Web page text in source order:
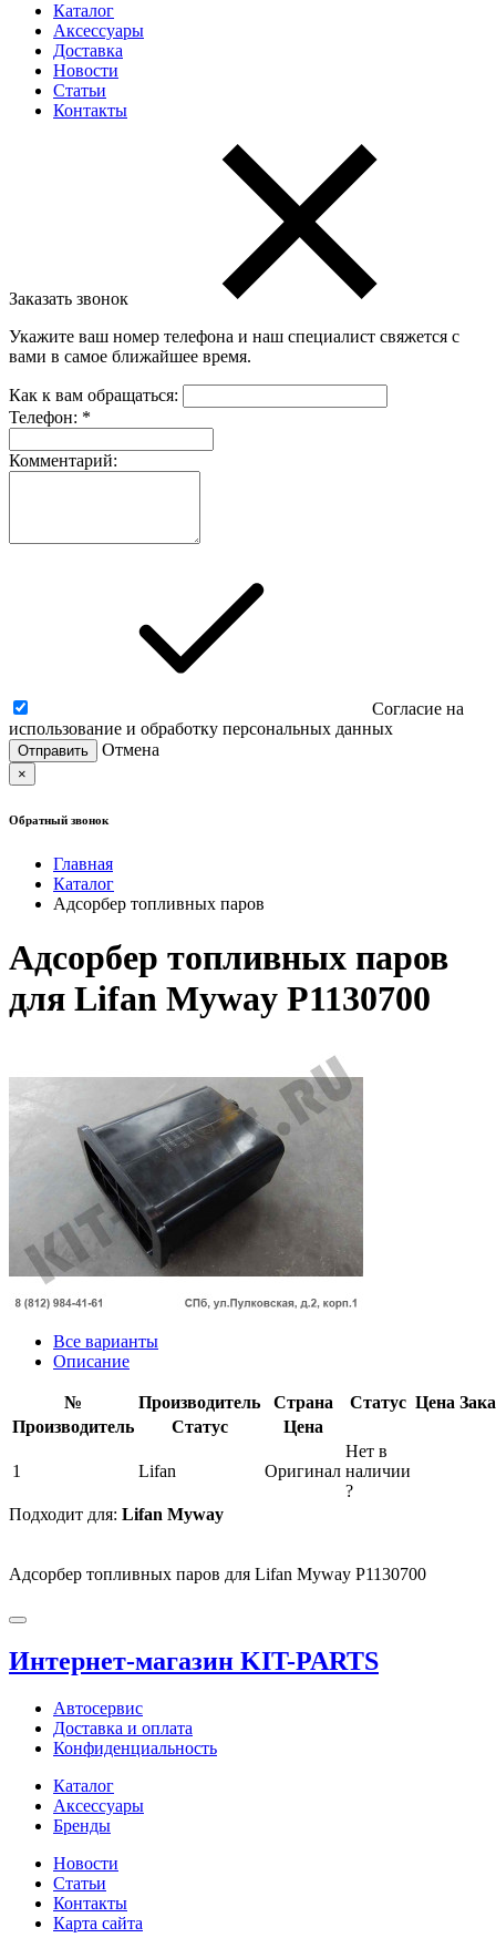
Каталог
Аксессуары
Доставка
Новости
Статьи
Контакты
Заказать звонок
Укажите ваш номер телефона и наш специалист свяжется с
вами в самое ближайшее время.
Как к вам обращаться:
Телефон: *
Комментарий:
Согласие на
использование и обработку персональных данных
Отмена
×
Обратный звонок
Главная
Каталог
Адсорбер топливных паров
Адсорбер топливных паров
для Lifan Myway P1130700
Все варианты
Описание
№ Производитель Страна Статус Цена
Производитель
Статус Цена
1 Lifan Оригинал
Нет в
наличии
?
Подходит для: Lifan Myway
Адсорбер топливных паров для Lifan Myway P1130700
Интернет-магазин KIT-PARTS
Автосервис
Доставка и оплата
Конфиденциальность
Каталог
Аксессуары
Бренды
Новости
Статьи
Контакты
Карта сайта